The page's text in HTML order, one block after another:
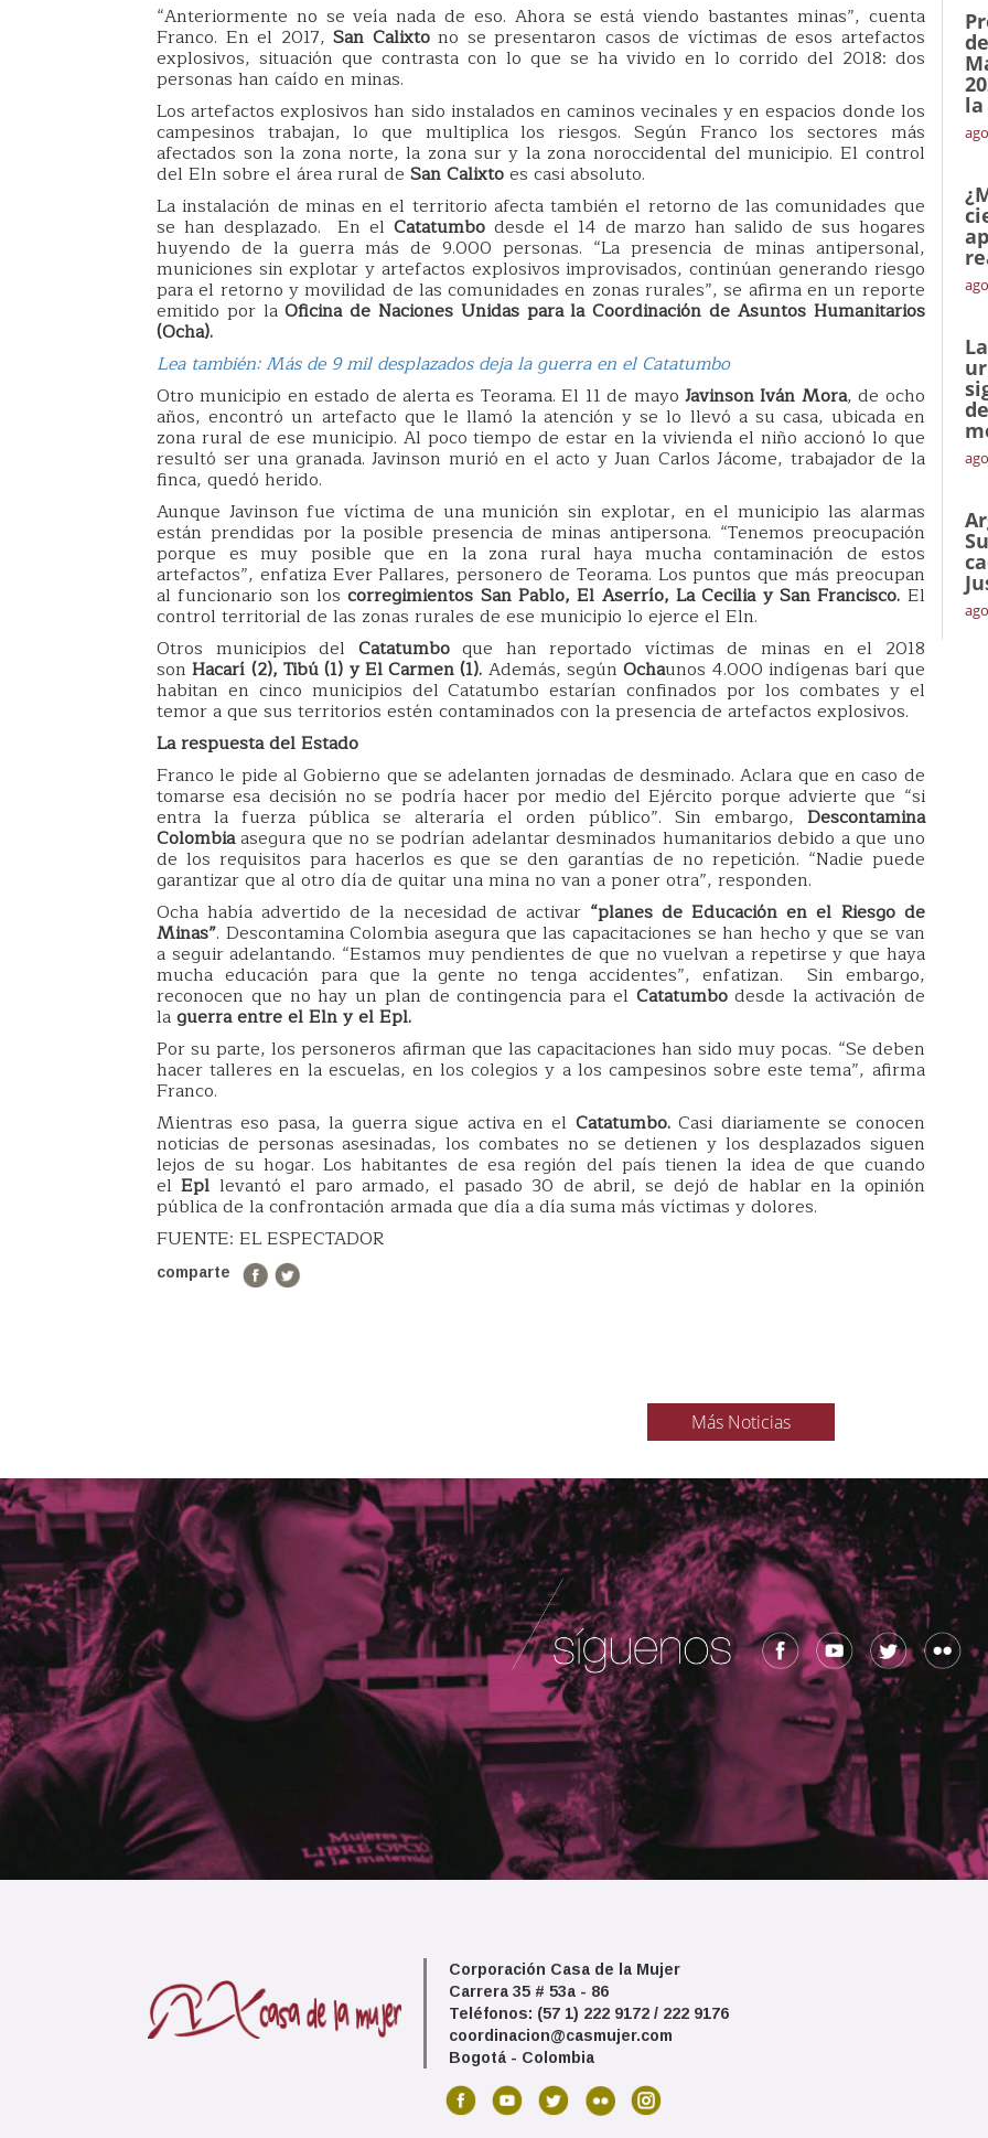
“Anteriormente no se veía nada de eso. Ahora se está viendo bastantes minas”, cuenta
Franco. En el 2017,San Calixtono se presentaron casos de víctimas de esos artefactos
explosivos, situación que contrasta con lo que se ha vivido en lo corrido del 2018: dos
personas han caído en minas.
Los artefactos explosivos han sido instalados en caminos vecinales y en espacios donde los
campesinos trabajan, lo que multiplica los riesgos. Según Franco los sectores más
afectados son la zona norte, la zona sur y la zona noroccidental del municipio. El control
del Eln sobre el área rural de San Calixtoes casi absoluto.
La instalación de minas en el territorio afecta también el retorno de las comunidades que
se han desplazado. En elCatatumbo desde el 14 de marzo han salido de sus hogares
huyendo de la guerra más de 9.000 personas. “La presencia de minas antipersonal,
municiones sin explotar y artefactos explosivos improvisados, continúan generando riesgo
para el retorno y movilidad de las comunidades en zonas rurales”, se afirma en un reporte
emitido por laOficina de Naciones Unidas para la Coordinación de Asuntos Humanitarios
(Ocha).
Lea también: Más de 9 mil desplazados deja la guerra en el Catatumbo
Otro municipio en estado de alerta es Teorama. El 11 de mayo Javinson Iván Mora, de ocho
años, encontró un artefacto que le llamó la atención y se lo llevó a su casa, ubicada en
zona rural de ese municipio. Al poco tiempo de estar en la vivienda el niño accionó lo que
resultó ser una granada. Javinson murió en el acto y Juan Carlos Jácome, trabajador de la
finca, quedó herido.
Aunque Javinson fue víctima de una munición sin explotar, en el municipio las alarmas
están prendidas por la posible presencia de minas antipersona. “Tenemos preocupación
porque es muy posible que en la zona rural haya mucha contaminación de estos
artefactos”, enfatiza Ever Pallares, personero de Teorama. Los puntos que más preocupan
al funcionario son loscorregimientos San Pablo, El Aserrío, La Cecilia y San Francisco. El
control territorial de las zonas rurales de ese municipio lo ejerce el Eln.
Otros municipios del Catatumboque han reportado víctimas de minas en el 2018
sonHacarí (2), Tibú (1) y El Carmen (1). Además, segúnOchaunos 4.000 indígenas barí que
habitan en cinco municipios del Catatumbo estarían confinados por los combates y el
temor a que sus territorios estén contaminados con la presencia de artefactos explosivos.
La respuesta del Estado
Franco le pide al Gobierno que se adelanten jornadas de desminado. Aclara que en caso de
tomarse esa decisión no se podría hacer por medio del Ejército porque advierte que “si
entra la fuerza pública se alteraría el orden público”. Sin embargo, Descontamina
Colombiaasegura que no se podrían adelantar desminados humanitarios debido a que uno
de los requisitos para hacerlos es que se den garantías de no repetición. “Nadie puede
garantizar que al otro día de quitar una mina no van a poner otra”, responden.
Ocha había advertido de la necesidad de activar “planes de Educación en el Riesgo de
Minas”. Descontamina Colombia asegura que las capacitaciones se han hecho y que se van
a seguir adelantando. “Estamos muy pendientes de que no vuelvan a repetirse y que haya
mucha educación para que la gente no tenga accidentes”, enfatizan. Sin embargo,
reconocen que no hay un plan de contingencia para el Catatumbodesde la activación de
laguerra entre el Eln y el Epl.
Por su parte, los personeros afirman que las capacitaciones han sido muy pocas. “Se deben
hacer talleres en la escuelas, en los colegios y a los campesinos sobre este tema”, afirma
Franco.
Mientras eso pasa, la guerra sigue activa en el Catatumbo.Casi diariamente se conocen
noticias de personas asesinadas, los combates no se detienen y los desplazados siguen
lejos de su hogar. Los habitantes de esa región del país tienen la idea de que cuando
elEpl levantó el paro armado, el pasado 30 de abril, se dejó de hablar en la opinión
pública de la confrontación armada que día a día suma más víctimas y dolores.
FUENTE: EL ESPECTADOR
comparte
la
Más Noticias
Corporación Casa de la Mujer
Carrera 35 # 53a - 86
Teléfonos: (57 1) 222 9172 / 222 9176
coordinacion@casmujer.com
Bogotá - Colombia